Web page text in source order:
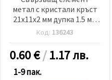
метал с кристали кръст
21x11x2 мм дупка 1.5 мм
червен-2 броя
Код: 136243
0.60€/1.17 лв.
1-9 пак.